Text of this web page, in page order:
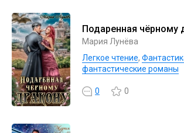
Подаренная чёрному
Мария Лунёва
Легкое чтение,
фантастические романы
0 0